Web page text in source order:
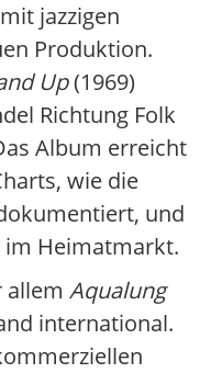
jazzigen
Produktion.
Up(1969)
Richtung Folk
Album erreicht
wie die
und
Heimatmarkt.
allem Aqualung
international.